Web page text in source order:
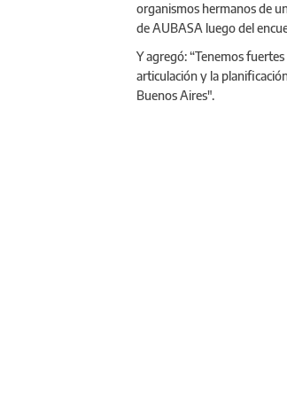
organismos hermanos de
de AUBASA luego del
Y agregó: “Tenemos
articulación y la
Buenos Aires".